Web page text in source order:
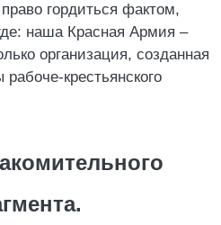
гордиться фактом,
наша Красная Армия –
организация, созданная
крестьянского